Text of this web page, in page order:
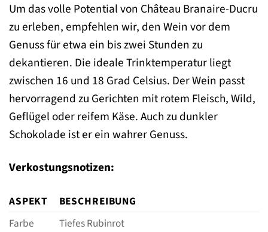
Um das volle Potential von Château Branaire-Ducru
zu erleben, empfehlen wir, den Wein vor dem
Genuss für etwa ein bis zwei Stunden zu
dekantieren. Die ideale Trinktemperatur liegt
zwischen 16 und 18 Grad Celsius. Der Wein passt
hervorragend zu Gerichten mit rotem Fleisch, Wild,
Geflügel oder reifem Käse. Auch zu dunkler
Schokolade ist er ein wahrer Genuss.
Verkostungsnotizen:
ASPEKT
BESCHREIBUNG
Farbe
Tiefes Rubinrot